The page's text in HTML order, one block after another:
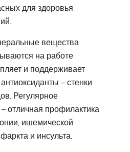
для здоровья
вещества
на работе
и поддерживает
– стенки
Регулярное
отличная профилактика
ишемической
и инсульта.